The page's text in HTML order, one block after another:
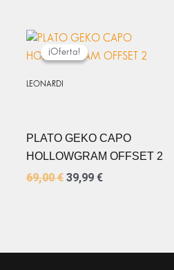
¡Oferta!
LEONARDI
¡Oferta!
PLATO GEKO CAPO
HOLLOWGRAM OFFSET 2
69,00€
EL
PRECIO
ORIGINAL
39,99 €
EL
PRECIO
ACTUAL